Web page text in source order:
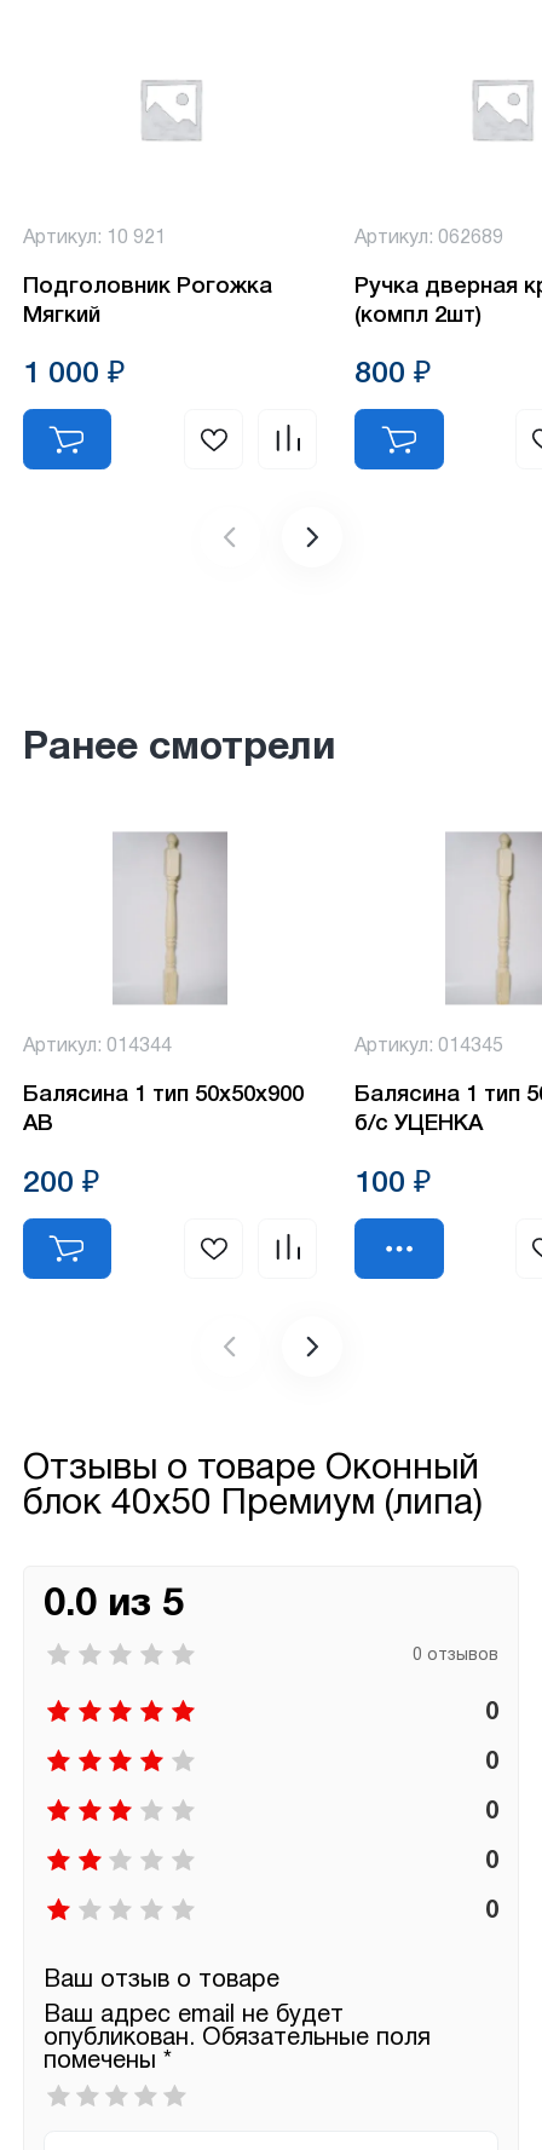
Артикул: 10 921
Подголовник Рогожка
Мягкий
1 000 ₽
Артикул: 062689
Ручка дверная
(компл 2шт)
800 ₽
Ранее смотрели
Артикул: 014344
Балясина 1 тип 50х50х900
АВ
200 ₽
Артикул: 014345
Балясина 1 тип
б/с УЦЕНКА
100 ₽
Отзывы о товаре Оконный
блок 40х50 Премиум (липа)
0.0 из 5
0 отзывов
0
0
0
0
0
Ваш отзыв о товаре
Ваш адрес email не будет
опубликован. Обязательные поля
помечены *
Ваша
оценка